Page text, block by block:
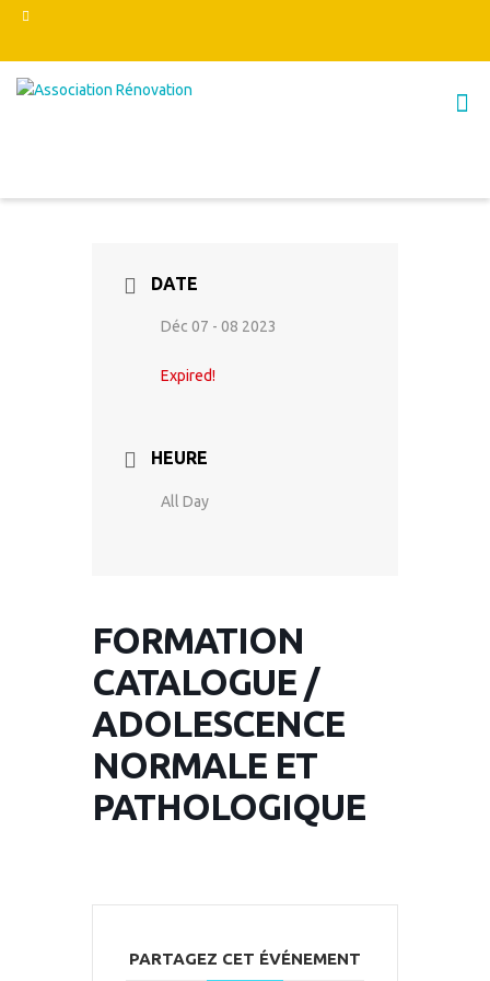
DATE
Déc 07 - 08 2023
Expired!
HEURE
All Day
FORMATION
CATALOGUE /
ADOLESCENCE
NORMALE ET
PATHOLOGIQUE
PARTAGEZ CET ÉVÉNEMENT